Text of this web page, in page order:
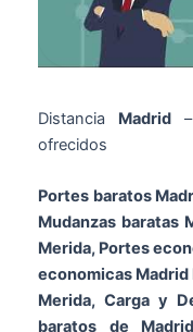
Distancia Madrid
ofrecidos
Portes baratos
Mudanzas baratas
Merida, Portes
economicas
Merida, Carga y
baratos de